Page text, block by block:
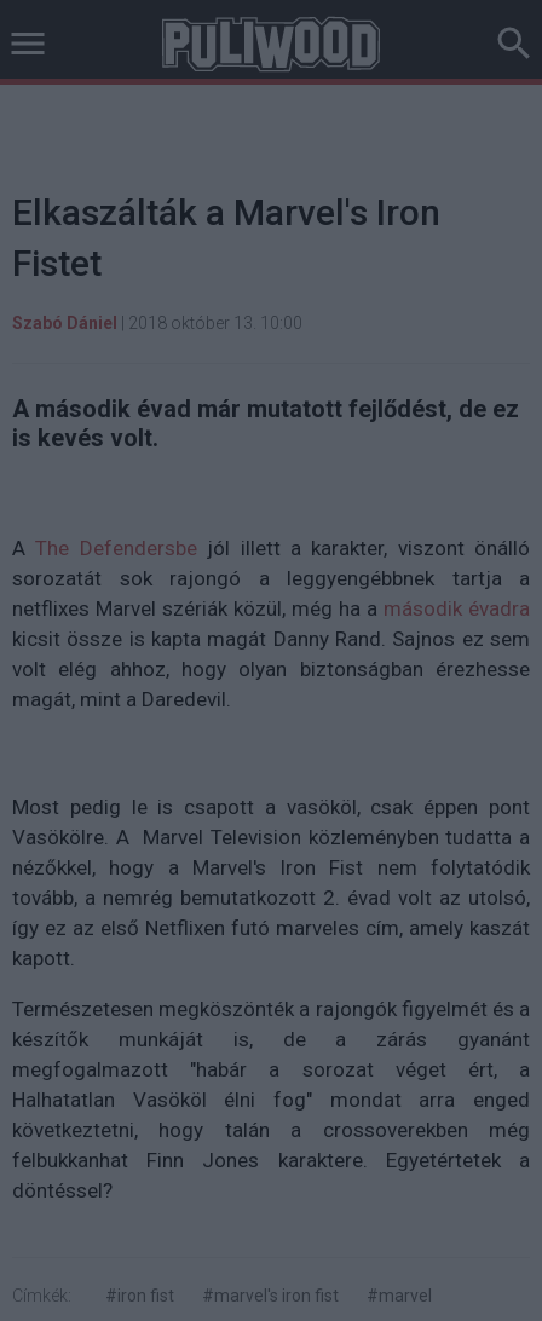
Elkaszálták a Marvel's Iron
Fistet
Szabó Dániel 2018 október 13. 10:00
A második évad már mutatott fejlődést, de ez
is kevés volt.
AThe Defendersbejól illett a karakter, viszont önálló
sorozatát sok rajongó a leggyengébbnek tartja a
netflixes Marvel szériák közül, még ha a második évadra
kicsit össze is kapta magát Danny Rand. Sajnos ez sem
volt elég ahhoz, hogy olyan biztonságban érezhesse
magát, mint a Daredevil.
Most pedig le is csapott a vasököl, csak éppen pont
Vasökölre. A Marvel Television közleményben tudatta a
nézőkkel, hogy a Marvel's Iron Fist nem folytatódik
tovább, a nemrég bemutatkozott 2. évad volt az utolsó,
így ez az első Netflixen futó marveles cím, amely kaszát
kapott.
Természetesen megköszönték a rajongók figyelmét és a
készítők munkáját is, de a zárás gyanánt
megfogalmazott "habár a sorozat véget ért, a
Halhatatlan Vasököl élni fog" mondat arra enged
következtetni, hogy talán a crossoverekben még
felbukkanhat Finn Jones karaktere. Egyetértetek a
döntéssel?
Címkék: #iron fist #marvel's iron fist
#marvel